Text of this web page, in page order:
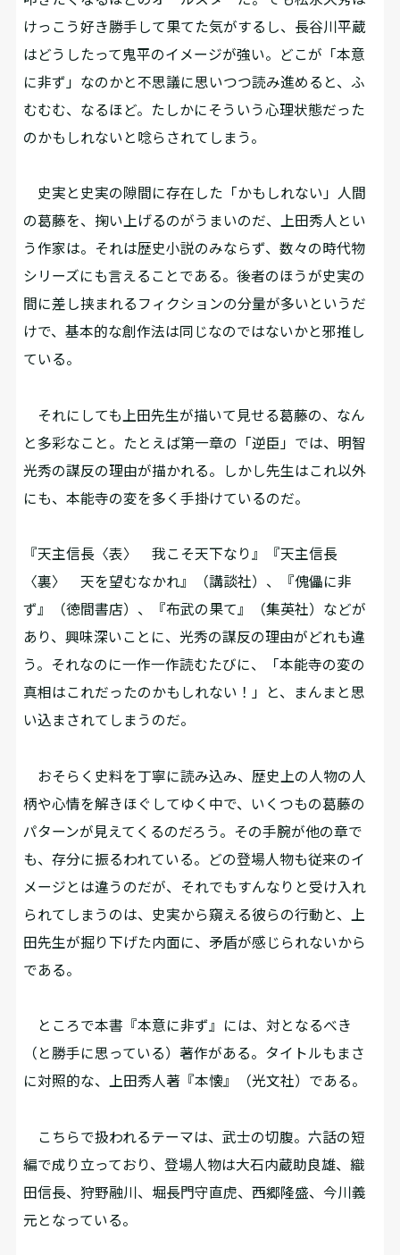
けっこう好き勝手して果てた気がするし、長谷川平蔵
はどうしたって鬼平のイメージが強い。どこが「本意
に非ず」なのかと不思議に思いつつ読み進めると、ふ
むむむ、なるほど。たしかにそういう心理状態だった
のかもしれないと唸らされてしまう。
史実と史実の隙間に存在した「かもしれない」人間
の葛藤を、掬い上げるのがうまいのだ、上田秀人とい
う作家は。それは歴史小説のみならず、数々の時代物
シリーズにも言えることである。後者のほうが史実の
間に差し挟まれるフィクションの分量が多いというだ
けで、基本的な創作法は同じなのではないかと邪推し
ている。
それにしても上田先生が描いて見せる葛藤の、なん
と多彩なこと。たとえば第一章の「逆臣」では、明智
光秀の謀反の理由が描かれる。しかし先生はこれ以外
にも、本能寺の変を多く手掛けているのだ。
『天主信長〈表〉 我こそ天下なり』『天主信長
〈裏〉 天を望むなかれ』（講談社）、『傀儡に非
ず』（徳間書店）、『布武の果て』（集英社）などが
あり、興味深いことに、光秀の謀反の理由がどれも違
う。それなのに一作一作読むたびに、「本能寺の変の
真相はこれだったのかもしれない！」と、まんまと思
い込まされてしまうのだ。
おそらく史料を丁寧に読み込み、歴史上の人物の人
柄や心情を解きほぐしてゆく中で、いくつもの葛藤の
パターンが見えてくるのだろう。その手腕が他の章で
も、存分に振るわれている。どの登場人物も従来のイ
メージとは違うのだが、それでもすんなりと受け入れ
られてしまうのは、史実から窺える彼らの行動と、上
田先生が掘り下げた内面に、矛盾が感じられないから
である。
ところで本書『本意に非ず』には、対となるべき
（と勝手に思っている）著作がある。タイトルもまさ
に対照的な、上田秀人著『本懐』（光文社）である。
こちらで扱われるテーマは、武士の切腹。六話の短
編で成り立っており、登場人物は大石内蔵助良雄、織
田信長、狩野融川、堀長門守直虎、西郷隆盛、今川義
元となっている。